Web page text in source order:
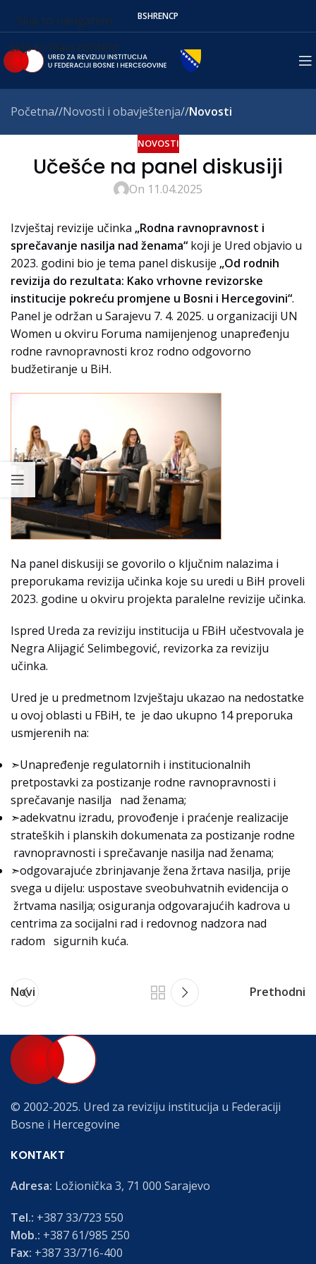
Skip to navigation
Skip to main content
BSHRENСР
Početna/ Novosti i obavještenja/ Novosti
NOVOSTI
Učešće na panel diskusiji
On 11.04.2025
Izvještaj revizije učinka „Rodna ravnopravnost i
sprečavanje nasilja nad ženama“ koji je Ured objavio u
2023. godini bio je tema panel diskusije „Od rodnih
revizija do rezultata: Kako vrhovne revizorske
institucije pokreću promjene u Bosni i Hercegovini“.
Panel je održan u Sarajevu 7. 4. 2025. u organizaciji UN
Women u okviru Foruma namijenjenog unapređenju
rodne ravnopravnosti kroz rodno odgovorno
budžetiranje u BiH.
Na panel diskusiji se govorilo o ključnim nalazima i
preporukama revizija učinka koje su uredi u BiH proveli
2023. godine u okviru projekta paralelne revizije učinka.
Ispred Ureda za reviziju institucija u FBiH učestvovala je
Negra Alijagić Selimbegović, revizorka za reviziju
učinka.
Ured je u predmetnom Izvještaju ukazao na nedostatke
u ovoj oblasti u FBiH, te je dao ukupno 14 preporuka
usmjerenih na:
➣Unapređenje regulatornih i institucionalnih
pretpostavki za postizanje rodne ravnopravnosti i
sprečavanje nasilja nad ženama;
➣adekvatnu izradu, provođenje i praćenje realizacije
strateških i planskih dokumenata za postizanje rodne
ravnopravnosti i sprečavanje nasilja nad ženama;
➣odgovarajuće zbrinjavanje žena žrtava nasilja, prije
svega u dijelu: uspostave sveobuhvatnih evidencija o
žrtvama nasilja; osiguranja odgovarajućih kadrova u
centrima za socijalni rad i redovnog nadzora nad
radom sigurnih kuća.
Novi Prethodni
© 2002-2025. Ured za reviziju institucija u Federaciji
Bosne i Hercegovine
KONTAKT
Adresa: Ložionička 3, 71 000 Sarajevo
Tel.: +387 33/723 550
Mob.: +387 61/985 250
Fax: +387 33/716-400